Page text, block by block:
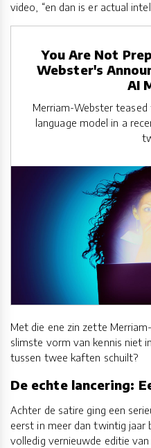
video, “en dan is er actual
You Are Not
Webster's
AI
Merriam-Webster
language model in a
Met die ene zin zette
slimste vorm van kennis niet
tussen twee kaften schuilt?
De echte lancering:
Achter de satire ging een
eerst in meer dan twintig jaar
volledig vernieuwde editie